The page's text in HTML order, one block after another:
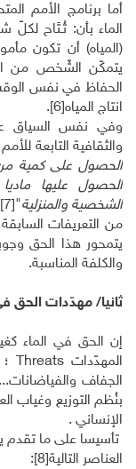
أما برنامج الأمم
الماء بأن: تُـتَاح
(المياه) أن تكون
يتمكّن الشّخص من
الحفاظ في نفس
انتاج المياه[6]
.
وفي نفس السياق
والثقافية التابعة
الحصول على كمية من
الحصول عليها
الشخصية والمنزلية"
[7]
من التعريفات
يتمحور هذا الحق
والكلفة المناسبة.
ثانيا/ مهدّدات الحق
إن الحق في الماء
المهدّداتThreats
الجفاف
بنُظم التوزيع وغياب
الإنساني .
تأسيسا على ما تقدم
العناصر التالية[8]
: